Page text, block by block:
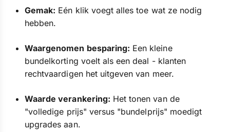
Gemak: Eén klik voegt alles toe wat ze nodig
hebben.
Waargenomen besparing: Een kleine
bundelkorting voelt als een deal - klanten
rechtvaardigen het uitgeven van meer.
Waarde verankering: Het tonen van de
"volledige prijs" versus "bundelprijs" moedigt
upgrades aan.